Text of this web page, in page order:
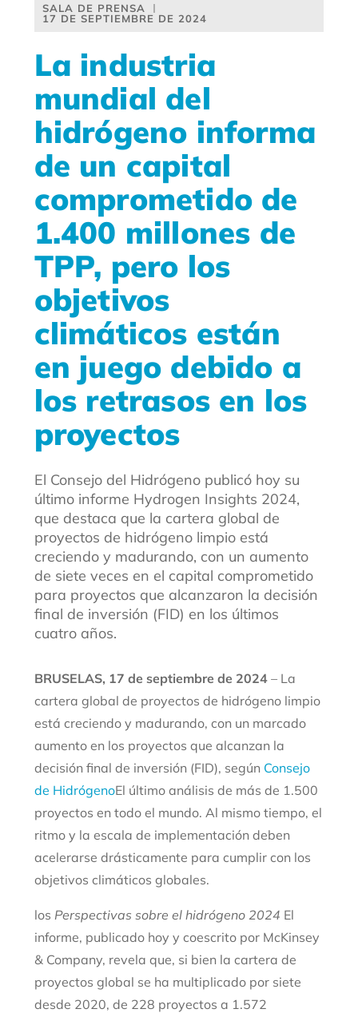
SALA DE PRENSA
17 DE SEPTIEMBRE DE 2024
La industria
mundial del
hidrógeno informa
de un capital
comprometido de
1.400 millones de
TPP, pero los
objetivos
climáticos están
en juego debido a
los retrasos en los
proyectos
El Consejo del Hidrógeno publicó hoy su
último informe Hydrogen Insights 2024,
que destaca que la cartera global de
proyectos de hidrógeno limpio está
creciendo y madurando, con un aumento
de siete veces en el capital comprometido
para proyectos que alcanzaron la decisión
final de inversión (FID) en los últimos
cuatro años.
BRUSELAS, 17 de septiembre de 2024– La
cartera global de proyectos de hidrógeno limpio
está creciendo y madurando, con un marcado
aumento en los proyectos que alcanzan la
decisión final de inversión (FID), según Consejo
de HidrógenoEl último análisis de más de 1.500
proyectos en todo el mundo. Al mismo tiempo, el
ritmo y la escala de implementación deben
acelerarse drásticamente para cumplir con los
objetivos climáticos globales.
los Perspectivas sobre el hidrógeno 2024 El
informe, publicado hoy y coescrito por McKinsey
& Company, revela que, si bien la cartera de
proyectos global se ha multiplicado por siete
desde 2020, de 228 proyectos a 1.572